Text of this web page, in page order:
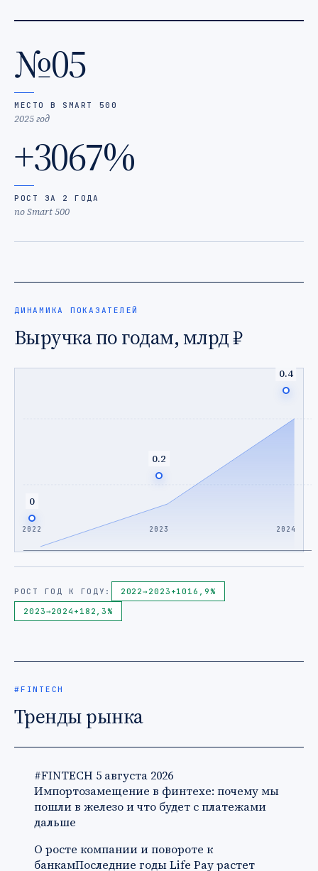
№05
МЕСТО В SMART 500
2025 год
+3067%
РОСТ ЗА 2 ГОДА
по Smart 500
ДИНАМИКА ПОКАЗАТЕЛЕЙ
Выручка по годам, млрд ₽
0
0.2
0.4
2022 2023 2024
РОСТ ГОД К ГОДУ: 2022→ 2023 +1016,9%
2023→2024 +182,3%
#FINTECH
Тренды рынка
#FINTECH 5 августа 2026
Импортозамещение в финтехе: почему мы
пошли в железо и что будет с платежами
дальше
О росте компании и повороте к
банкамПоследние годы Life Pay растет